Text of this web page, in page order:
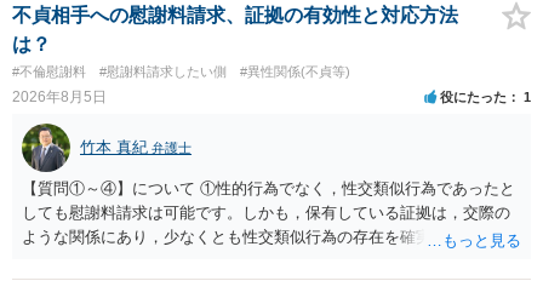
貞発覚後、長期間同居を続けると、不貞を許したとの評価につながる
場合がありますので、ご注意ください。 以上、ご参考まで。
不貞相手への慰謝料請求、証拠の有効性と対応方法
は？
#不倫慰謝料 #慰謝料請求したい側 #異性関係(不貞等)
2026年8月5日 役にたった 1
竹本 真紀 弁護士
【質問①～④】について ①性的行為でなく，性交類似行為であったと
しても慰謝料請求は可能です。しかも，保有している証拠は，交際の
ような関係にあり，少なくとも性交類似行為の存在を確実に証明でき
ことを窺わせるものです。）。ですから，慰謝料請求を進めることで